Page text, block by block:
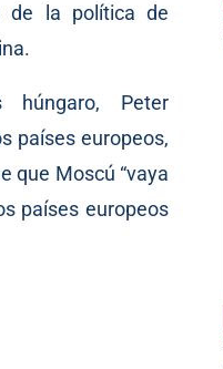
de la política de
Peter
países europeos,
que Moscú “vaya
países europeos